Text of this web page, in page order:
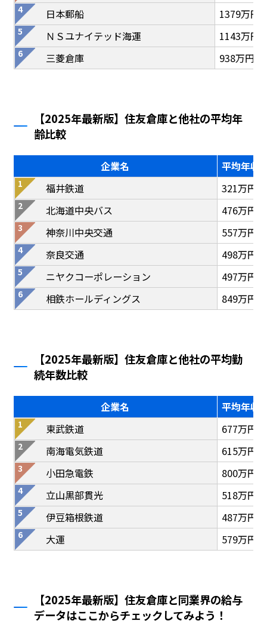
日本郵船
1379万円
ＮＳユナイテッド海運
1143万円
三菱倉庫
938万円
【2025年最新版】住友倉庫と他社の平均年
齢比較
企業名
平均年収
福井鉄道
321万円
北海道中央バス
476万円
神奈川中央交通
557万円
奈良交通
498万円
ニヤクコーポレーション
497万円
相鉄ホールディングス
849万円
【2025年最新版】住友倉庫と他社の平均勤
続年数比較
企業名
平均年収
東武鉄道
677万円
南海電気鉄道
615万円
小田急電鉄
800万円
立山黒部貫光
518万円
伊豆箱根鉄道
487万円
大運
579万円
【2025年最新版】住友倉庫と同業界の給与
データはここからチェックしてみよう！